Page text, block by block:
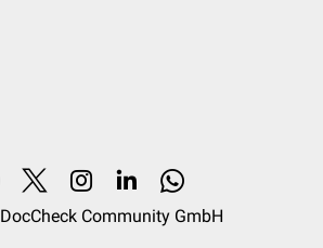
DocCheck Community GmbH